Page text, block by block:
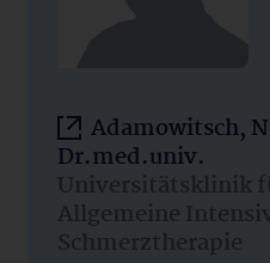
Adamowitsch,
Dr.med.univ.
Universitätsklinik
Allgemeine
Schmerztherapie